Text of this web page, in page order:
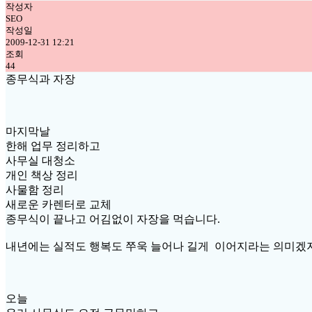
작성자
SEO
작성일
2009-12-31 12:21
조회
44
종무식과 자장
마지막날
한해 업무 정리하고
사무실 대청소
개인 책상 정리
사물함 정리
새로운 카렌터로 교체
종무식이 끝나고 어김없이 자장을 먹습니다.
내년에는 실적도 행복도 쭈욱 늘어나 길게 이어지라는 의미겠
오늘